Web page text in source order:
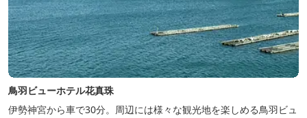
鳥羽ビューホテル花真珠
伊勢神宮から車で30分。周辺には様々な観光地を楽しめる鳥羽ビュ